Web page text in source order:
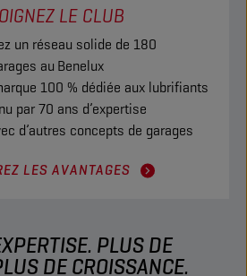
LE CLUB
un réseau solide de 180
au Benelux
100 % dédiée aux lubrifiants
par 70 ans d’expertise
d’autres concepts de garages
LES AVANTAGES
PLUS DE
DE CROISSANCE.